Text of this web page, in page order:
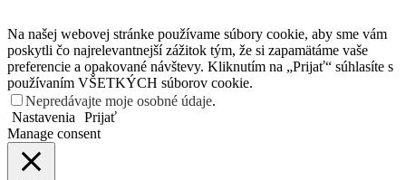
Na našej webovej stránke používame súbory cookie, aby sme vám
poskytli čo najrelevantnejší zážitok tým, že si zapamätáme vaše
preferencie a opakované návštevy. Kliknutím na „Prijať“ súhlasíte s
používaním VŠETKÝCH súborov cookie.
Nepredávajte moje osobné údaje.
Nastavenia
Prijať
Manage consent